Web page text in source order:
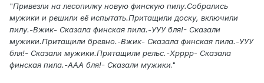
"Привезли на лесопилку новую финскую пилу.Собрались
мужики и решили её испытать.Притащили доску, включили
пилу.-Вжик- Сказала финская пила.-УУУ бля!- Сказали
мужики.Притащили бревно.-Вжик- Сказала финская пила.-УУУ
бля!- Сказали мужики.Притащили рельс.-Хрррр- Сказала
финская пила.-ААА бля!- Сказали мужики."